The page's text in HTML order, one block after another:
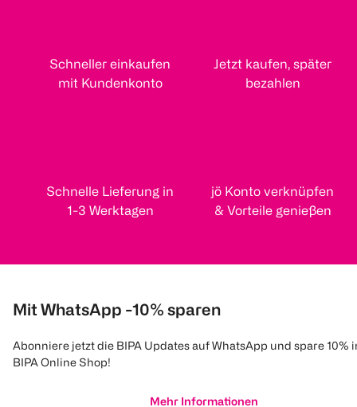
Schneller einkaufen
mit Kundenkonto
Jetzt kaufen, später
bezahlen
Schnelle Lieferung in
1-3 Werktagen
jö Konto verknüpfen
& Vorteile genießen
Mit WhatsApp -10% sparen
Abonniere jetzt die BIPA Updates auf WhatsApp und spare 10%
BIPA Online Shop!
Mehr Informationen